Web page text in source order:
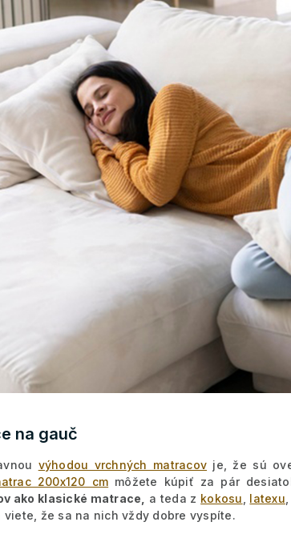
na gauč
výhodou vrchných matracov je, že sú
200x120 cm môžete kúpiť za pár
ako klasické matrace,
a teda z kokosu latexu
že sa na nich vždy dobre vyspíte.